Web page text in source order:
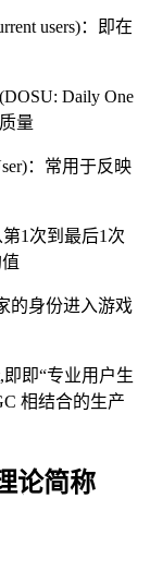
users)：即在
Daily One
量
：常用于反映
1次到最后1次
的身份进入游戏
即即“专业用户生
相结合的生产
论简称